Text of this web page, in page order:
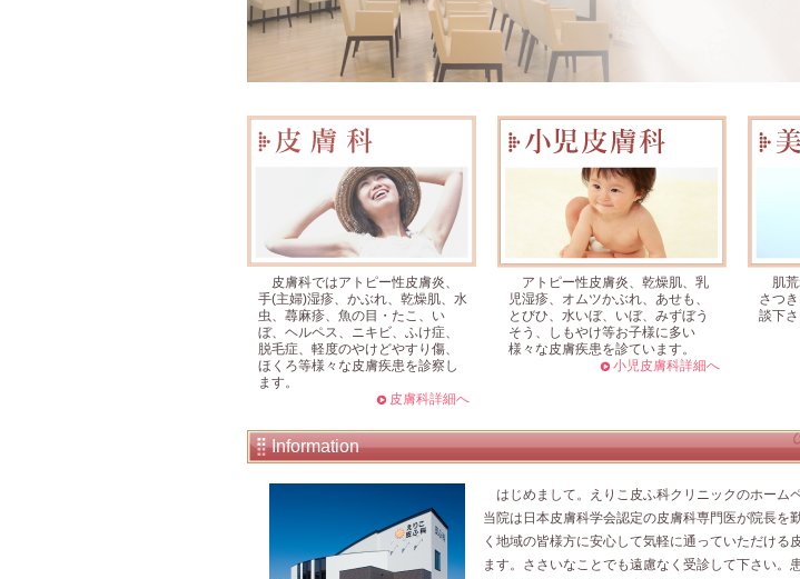
皮膚科ではアトピー性皮膚炎、
手(主婦)湿疹、かぶれ、乾燥肌、水
虫、蕁麻疹、魚の目・たこ、い
ぼ、ヘルペス、ニキビ、ふけ症、
脱毛症、軽度のやけどやすり傷、
ほくろ等様々な皮膚疾患を診察し
ます。
皮膚科詳細へ
アトピー性皮膚炎、乾燥肌、乳
児湿疹、オムツかぶれ、あせも、
とびひ、水いぼ、いぼ、みずぼう
そう、しもやけ等お子様に多い
様々な皮膚疾患を診ています。
小児皮膚科詳細へ
肌荒
さつ
談下さ
Information
はじめまして。えりこ皮ふ科クリニックのホーム
当院は日本皮膚科学会認定の皮膚科専門医が院長を
く地域の皆様方に安心して気軽に通っていただける
ます。ささいなことでも遠慮なく受診して下さい。